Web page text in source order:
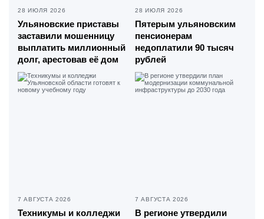
28 ИЮЛЯ 2026
Ульяновские приставы
заставили мошенницу
выплатить миллионный
долг, арестовав её дом
28 ИЮЛЯ 2026
Пятерым ульяновским
пенсионерам
недоплатили 90 тысяч
рублей
7 АВГУСТА 2026
Техникумы и колледжи
7 АВГУСТА 2026
В регионе утвердили